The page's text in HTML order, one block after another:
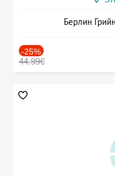
Берлин
-25%
44.99€